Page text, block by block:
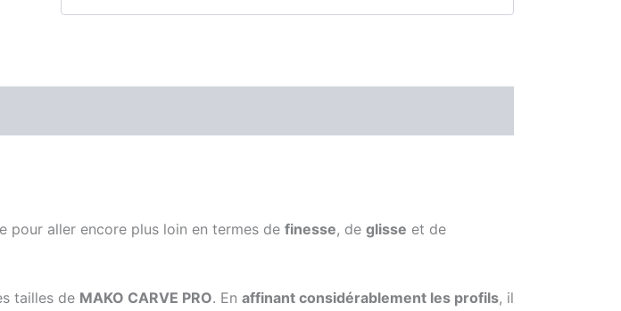
pour aller encore plus loin en termes de finesse, de glisse et de
tailles de MAKO CARVE PRO. En affinant considérablement les profils, il